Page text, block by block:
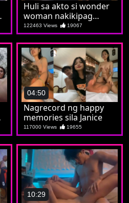
Huli sa akto si wonder
woman nakikipag
iyutan
122463 Views 19067
04:50
Nagrecord ng happy
memories sila Janice
117000 Views 19655
10:29